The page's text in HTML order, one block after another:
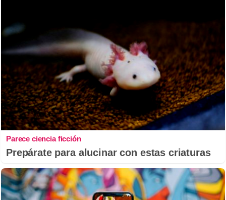
Parece ciencia ficción
Prepárate para alucinar con estas criaturas